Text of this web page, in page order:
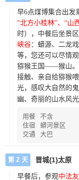
早6点煤博集合出发
“北方小桂林”、“山
时），中餐后坐景
峡谷：蟒源、二龙
等，您还可以尽情
猕猴王国——猴山。
接触、亲自给猕猴
光，感叹大自然的
幽、奇丽的山水风光
用餐
不含
住宿
蟒河景区
交通
大巴
第 2 天 晋城{1}太原
早餐后，参观中法